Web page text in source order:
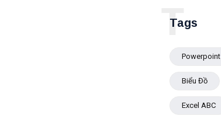
Tags
T
Powerpoint
Biểu Đồ
Excel ABC